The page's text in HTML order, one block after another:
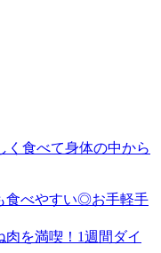
く食べて身体の中から
食べやすい◎お手軽手
を満喫！1週間ダイ